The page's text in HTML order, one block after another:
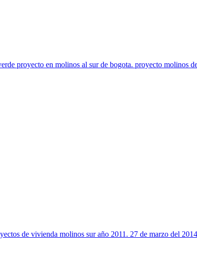
proyecto en molinos al sur de bogota. proyecto molinos
de vivienda molinos sur año 2011. 27 de marzo del